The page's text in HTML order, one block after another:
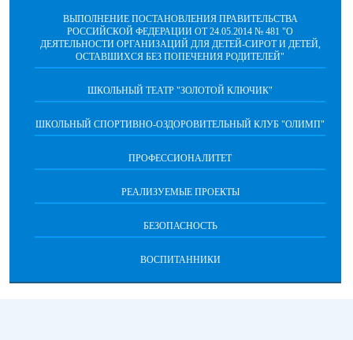
ВЫПОЛНЕНИЕ ПОСТАНОВЛЕНИЯ ПРАВИТЕЛЬСТВА
РОССИЙСКОЙ ФЕДЕРАЦИИ ОТ 24.05.2014 № 481 "О
ДЕЯТЕЛЬНОСТИ ОРГАНИЗАЦИЙ ДЛЯ ДЕТЕЙ-СИРОТ И ДЕТЕЙ,
ОСТАВШИХСЯ БЕЗ ПОПЕЧЕНИЯ РОДИТЕЛЕЙ"
ШКОЛЬНЫЙ ТЕАТР "ЗОЛОТОЙ КЛЮЧИК"
ШКОЛЬНЫЙ СПОРТИВНО-ОЗДОРОВИТЕЛЬНЫЙ КЛУБ "ОЛИМП"
ПРОФЕССИОНАЛИТЕТ
РЕАЛИЗУЕМЫЕ ПРОЕКТЫ
БЕЗОПАСНОСТЬ
ВОСПИТАННИКИ